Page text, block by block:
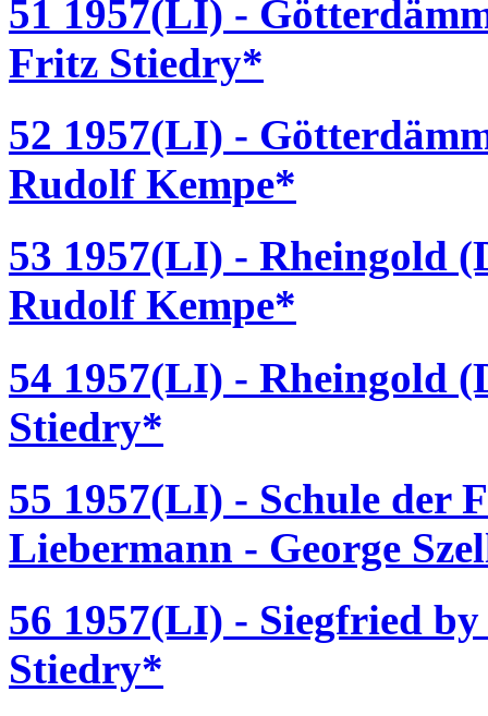
51 1957(LI) -
Fritz Stiedry*
52 1957(LI) -
Rudolf Kempe*
53 1957(LI) - Rheingold
Rudolf Kempe*
54 1957(LI) - Rheingold
Stiedry*
55 1957(LI) - Schule der
Liebermann - George
56 1957(LI) - Siegfried
Stiedry*